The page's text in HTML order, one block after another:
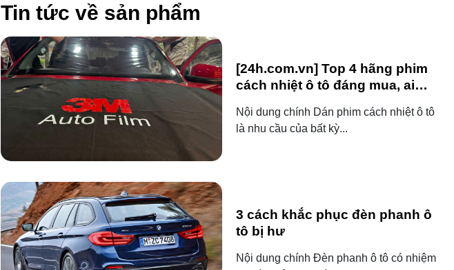
Tin tức về sản phẩm
[24h.com.vn] Top 4 hãng phim
cách nhiệt ô tô đáng mua, ai
Nội dung chính Dán phim cách nhiệt ô tô
là nhu cầu của bất kỳ...
3 cách khắc phục đèn phanh ô
tô bị hư
Nội dung chính Đèn phanh ô tô có nhiệm